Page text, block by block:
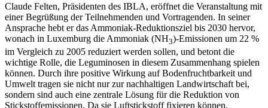
Claude Felten, Präsidenten des IBLA, eröffnet die Veranstaltung mit
einer Begrüßung der Teilnehmenden und Vortragenden. In seiner
Ansprache hebt er das Ammoniak-Reduktionsziel bis 2030 hervor,
wonach in Luxemburg die Ammoniak (NH3)-Emissionen um 22 %
im Vergleich zu 2005 reduziert werden sollen, und betont die
wichtige Rolle, die Leguminosen in diesem Zusammenhang spielen
können. Durch ihre positive Wirkung auf Bodenfruchtbarkeit und
Umwelt tragen sie nicht nur zur nachhaltigen Landwirtschaft bei,
sondern sind auch eine zentrale Lösung für die Reduktion von
Stickstoffemissionen. Da sie Luftstickstoff fixieren können,